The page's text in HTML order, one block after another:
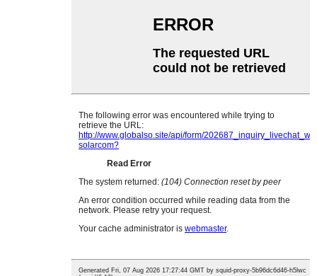
Swahili
Tajik
Telugu
Ukrainian
Urdu
Xhosa
Yiddish
Kinyarwanda
Oriya
Turkmen